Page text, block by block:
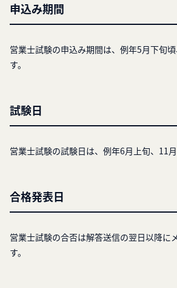
申込み期間
営業士試験の申込み期間は、例年5月下旬
す。
試験日
営業士試験の試験日は、例年6月上旬、11月
合格発表日
営業士試験の合否は解答送信の翌日以降に
す。